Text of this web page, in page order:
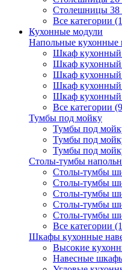
Столешницы
Все категории
Кухонные модули
Напольные
Шкаф кухонный
Шкаф кухонный
Шкаф кухонный
Шкаф кухонный
Шкаф кухонный
Все категории
Тумбы под мойку
Тумбы под
Тумбы под
Тумбы под
Столы-тумбы
Столы-тумбы
Столы-тумбы
Столы-тумбы
Столы-тумбы
Столы-тумбы
Все категории
Шкафы кухонные
Высокие
Навесные